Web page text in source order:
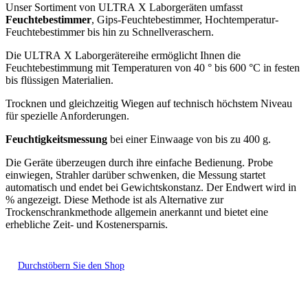
Unser Sortiment von ULTRA X Laborgeräten umfasst
Feuchtebestimmer, Gips-Feuchtebestimmer, Hochtemperatur-
Feuchtebestimmer bis hin zu Schnellveraschern.
Die ULTRA X Laborgerätereihe ermöglicht Ihnen die
Feuchtebestimmung mit Temperaturen von 40 ° bis 600 °C in festen
bis flüssigen Materialien.
Trocknen und gleichzeitig Wiegen auf technisch höchstem Niveau
für spezielle Anforderungen.
Feuchtigkeitsmessung bei einer Einwaage von bis zu 400 g.
Die Geräte überzeugen durch ihre einfache Bedienung. Probe
einwiegen, Strahler darüber schwenken, die Messung startet
automatisch und endet bei Gewichtskonstanz. Der Endwert wird in
% angezeigt. Diese Methode ist als Alternative zur
Trockenschrankmethode allgemein anerkannt und bietet eine
erhebliche Zeit- und Kostenersparnis.
Durchstöbern Sie den Shop